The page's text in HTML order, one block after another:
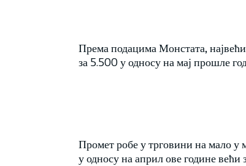
Према подацима Монстата,
за 5.500 у односу на мај прошле
Промет робе у трговини на мало у
у односу на април ове године већи